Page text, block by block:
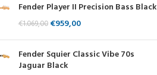
Fender Player II Precision Bass Black
€1.069,00 €959,00
Fender Squier Classic Vibe 70s
Jaguar Black